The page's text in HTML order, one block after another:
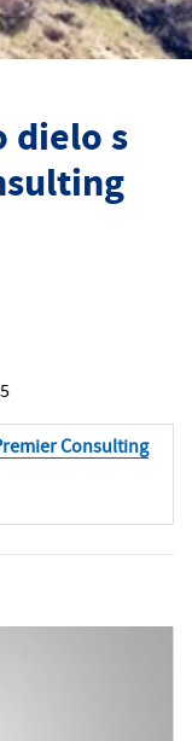
dielo s
Consulting